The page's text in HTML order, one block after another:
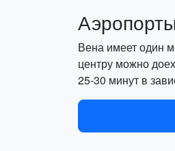
Вена имеет один
центру можно
25-30 минут в